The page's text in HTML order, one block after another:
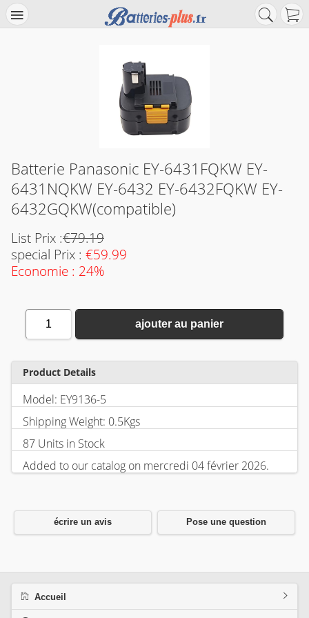
Batterie Panasonic EY-6431FQKW EY-
6431NQKW EY-6432 EY-6432FQKW EY-
6432GQKW(compatible)
List Prix :€79.19
special Prix : €59.99
Economie : 24%
1 ajouter au panier
Product Details
Model: EY9136-5
Shipping Weight: 0.5Kgs
87 Units in Stock
Added to our catalog on mercredi 04 février 2026.
écrire un avis Pose une question
Accueil